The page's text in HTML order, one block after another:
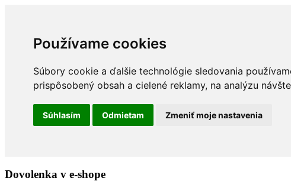
Používame cookies
Súbory cookie a ďalšie technológie sledovania
prispôsobený obsah a cielené reklamy, na analýzu
Súhlasím Odmietam Zmeniť moje nastavenia
Dovolenka v e-shope